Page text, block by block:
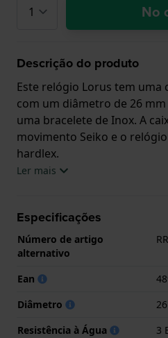
No
Descrição do produto
Este relógio Lorus tem uma
com um diâmetro de 26
uma bracelete de Inox. A
movimento Seiko e o
hardlex.
tem Garantia de 2 anos.
.
Ler mais
Especificações
Número de artigo
alternativo
Ean
Diâmetro
Resistência à Água
3